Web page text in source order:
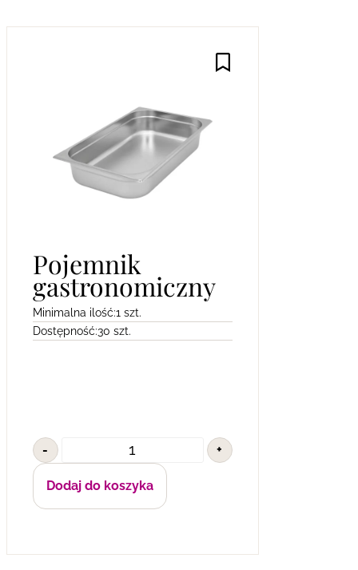
Pojemnik
gastronomiczny
Minimalna ilość:1 szt.
Dostępność:30 szt.
- +
Dodaj do koszyka